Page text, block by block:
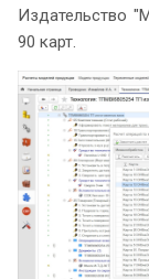
Издательство
90 карт.